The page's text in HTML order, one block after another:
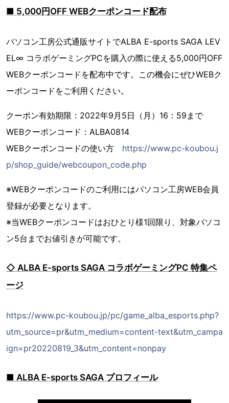
■ 5,000円OFF WEBクーポンコード配布
パソコン工房公式通販サイトでALBA E-sports SAGA LEV
EL∞ コラボゲーミングPCを購入の際に使える5,000円OFF
WEBクーポンコードを配布中です。この機会にぜひWEBク
ーポンコードをご利用ください。
クーポン有効期限：2022年9月5日（月）16：59まで
WEBクーポンコード：ALBA0814
WEBクーポンコードの使い方 https://www.pc-koubou.j
p/shop_guide/webcoupon_code.php
※WEBクーポンコードのご利用にはパソコン工房WEB会員
登録が必要となります。
※当WEBクーポンコードはおひとり様1回限り、対象パソコ
ン5台までお値引きが可能です。
◇ ALBA E-sports SAGA コラボゲーミングPC 特集ペ
ージ
https://www.pc-koubou.jp/pc/game_alba_esports.php?
utm_source=pr&utm_medium=content-text&utm_campa
ign=pr20220819_3&utm_content=nonpay
■ ALBA E-sports SAGA プロフィール